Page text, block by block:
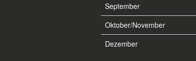
September
Oktober/November
Dezember